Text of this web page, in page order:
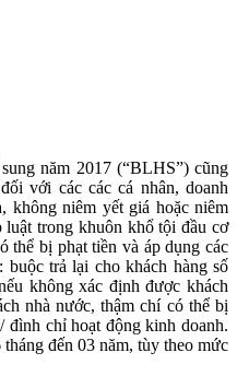
năm 2017 (“BLHS”) cũng
với các các cá nhân, doanh
không niêm yết giá hoặc niêm
trong khuôn khổ tội đầu cơ
bị phạt tiền và áp dụng các
buộc trả lại cho khách hàng số
không xác định được khách
nhà nước, thậm chí có thể bị
đình chỉ hoạt động kinh doanh.
đến 03 năm, tùy theo mức